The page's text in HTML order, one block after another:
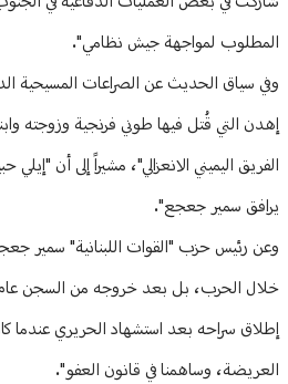
المطلوب لمواجهة جيش نظامي".
وفي سياق الحديث عن الصراعات المسيحية
إهدن التي قُتل فيها طوني فرنجية وزوجته
الفريق اليميني الانعزالي"، مشيراً إلى أن
يرافق سمير جعجع".
وعن رئيس حزب "القوات اللبنانية" سمير
إطلاق سراحه بعد استشهاد الحريري عندما
العريضة، وساهمنا في قانون العفو".